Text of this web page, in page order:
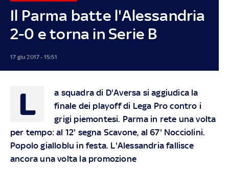
Il Parma batte l'Alessandria
2-0 e torna in Serie B
17 giu 2017 - 15:51
L
a squadra di D'Aversa si aggiudica la
finale dei playoff di Lega Pro contro i
grigi piemontesi. Parma in rete una volta
per tempo: al 12' segna Scavone, al 67' Nocciolini.
Popolo gialloblu in festa. L'Alessandria fallisce
ancora una volta la promozione